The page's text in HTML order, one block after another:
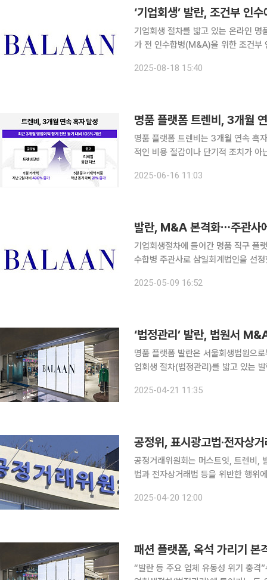
‘기업회생’ 발란, 조건부 인
기업회생 절차를 밟고 있는 온라인 명품 플랫
가 전 인수합병(M&A)을 위한 조건부
투자사다. 발란은 3월31일 일부
2025-08-18 15:40
명품 플랫폼 트렌비, 3개월
명품 플랫폼 트렌비는 3개월 연속 흑자를 기록했다고
적인 비용 절감이나 단기적 조치가
됐다. 지난해 12월 오픈한 글로벌
2025-06-16 11:03
발란, M&A 본격화⋯주관사
기업회생절차에 들어간 명품 직구 플
수합병 주관사로 삼일회계법인을 선정했다. 발란은 9일 서울회생법원으로부터 인수
고 밝혔다. 앞서 발란은 지난달
2025-05-09 16:52
‘법정관리’ 발란, 법원서
명품 플랫폼 발란은 서울회생법원으
업회생 절차(법정관리)를 밟고 있는
위한 용역제안서(RFP)를 발송했다.
2025-04-21 11:35
공정거래위원회는 머스트잇, 트렌비,
법과 전자상거래법 등을 위반한 행위
접 상품을 판매했다. 2021년 1월부
2025-04-20 12:00
패션 플랫폼, 옥석 가리기 본
“발란 등 주요 업체 유동성 위기 충격”수익성 개